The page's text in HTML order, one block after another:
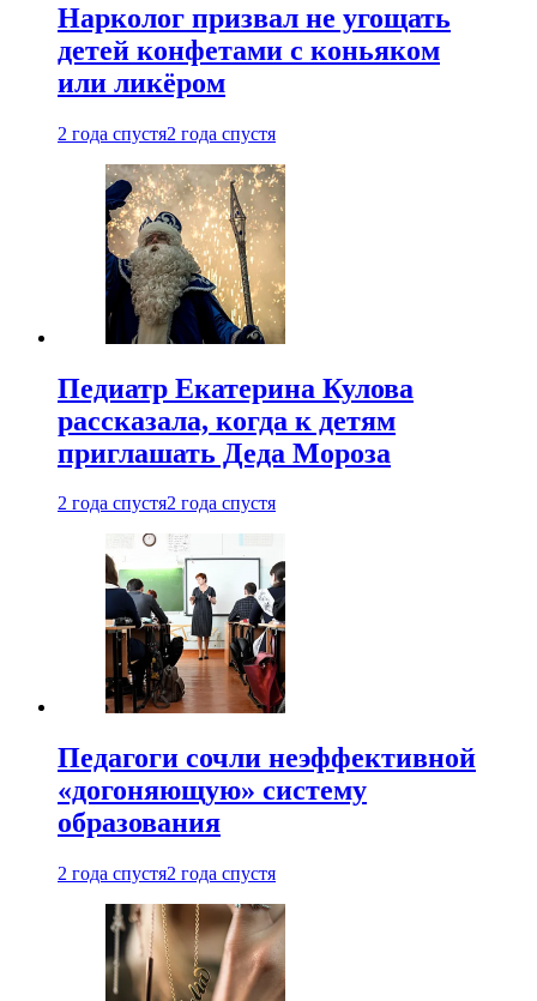
Нарколог призвал не угощать
детей конфетами с коньяком
или ликёром
2 года спустя2 года спустя
Педиатр Екатерина Кулова
рассказала, когда к детям
приглашать Деда Мороза
2 года спустя2 года спустя
Педагоги сочли неэффективной
«догоняющую» систему
образования
2 года спустя2 года спустя